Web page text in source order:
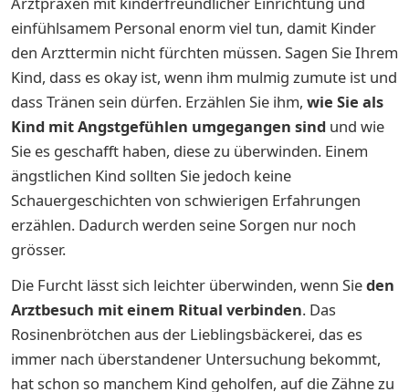
einfühlsamem Personal enorm viel tun, damit Kinder
den Arzttermin nicht fürchten müssen. Sagen Sie Ihrem
Kind, dass es okay ist, wenn ihm mulmig zumute ist und
dass Tränen sein dürfen. Erzählen Sie ihm, wie Sie als
Kind mit Angstgefühlen umgegangen sind und wie
Sie es geschafft haben, diese zu überwinden. Einem
ängstlichen Kind sollten Sie jedoch keine
Schauergeschichten von schwierigen Erfahrungen
erzählen. Dadurch werden seine Sorgen nur noch
grösser.
Die Furcht lässt sich leichter überwinden, wenn Sieden
Arztbesuch mit einem Ritual verbinden. Das
Rosinenbrötchen aus der Lieblingsbäckerei, das es
immer nach überstandener Untersuchung bekommt,
hat schon so manchem Kind geholfen, auf die Zähne zu